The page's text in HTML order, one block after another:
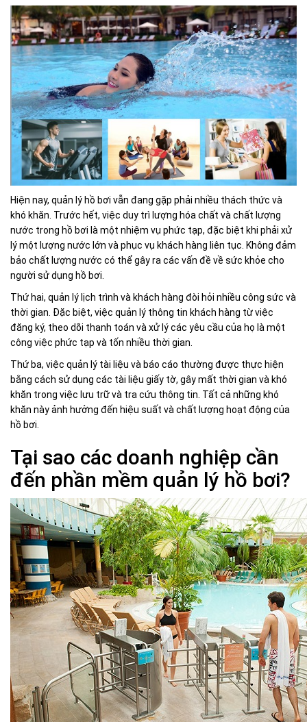
Hiện nay, quản lý hồ bơi vẫn đang gặp phải nhiều thách thức và
khó khăn. Trước hết, việc duy trì lượng hóa chất và chất lượng
nước trong hồ bơi là một nhiệm vụ phức tạp, đặc biệt khi phải xử
lý một lượng nước lớn và phục vụ khách hàng liên tục. Không đảm
bảo chất lượng nước có thể gây ra các vấn đề về sức khỏe cho
người sử dụng hồ bơi.
Thứ hai, quản lý lịch trình và khách hàng đòi hỏi nhiều công sức và
thời gian. Đặc biệt, việc quản lý thông tin khách hàng từ việc
đăng ký, theo dõi thanh toán và xử lý các yêu cầu của họ là một
công việc phức tạp và tốn nhiều thời gian.
Thứ ba, việc quản lý tài liệu và báo cáo thường được thực hiện
bằng cách sử dụng các tài liệu giấy tờ, gây mất thời gian và khó
khăn trong việc lưu trữ và tra cứu thông tin. Tất cả những khó
khăn này ảnh hưởng đến hiệu suất và chất lượng hoạt động của
hồ bơi.
Tại sao các doanh nghiệp cần
đến phần mềm quản lý hồ bơi?